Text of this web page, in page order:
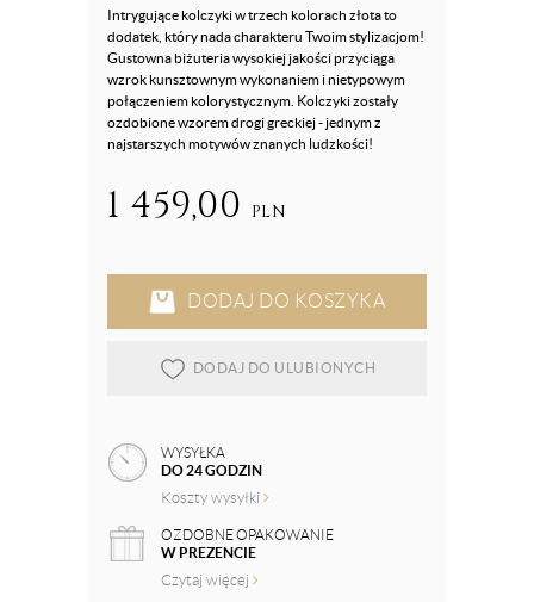
Intrygujące kolczyki w trzech kolorach złota to
dodatek, który nada charakteru Twoim stylizacjom!
Gustowna biżuteria wysokiej jakości przyciąga
wzrok kunsztownym wykonaniem i nietypowym
połączeniem kolorystycznym. Kolczyki zostały
ozdobione wzorem drogi greckiej - jednym z
najstarszych motywów znanych ludzkości!
1 459,00 PLN
DODAJ DO KOSZYKA
DODAJ DO ULUBIONYCH
WYSYŁKA
DO 24 GODZIN
Koszty wysyłki
OZDOBNE OPAKOWANIE
W PREZENCIE
Czytaj więcej